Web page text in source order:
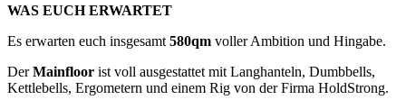
WAS EUCH ERWARTET
Es erwarten euch insgesamt 580qm voller Ambition und Hingabe.
DerMainfloor ist voll ausgestattet mit Langhanteln, Dumbbells,
Kettlebells, Ergometern und einem Rig von der Firma HoldStrong.